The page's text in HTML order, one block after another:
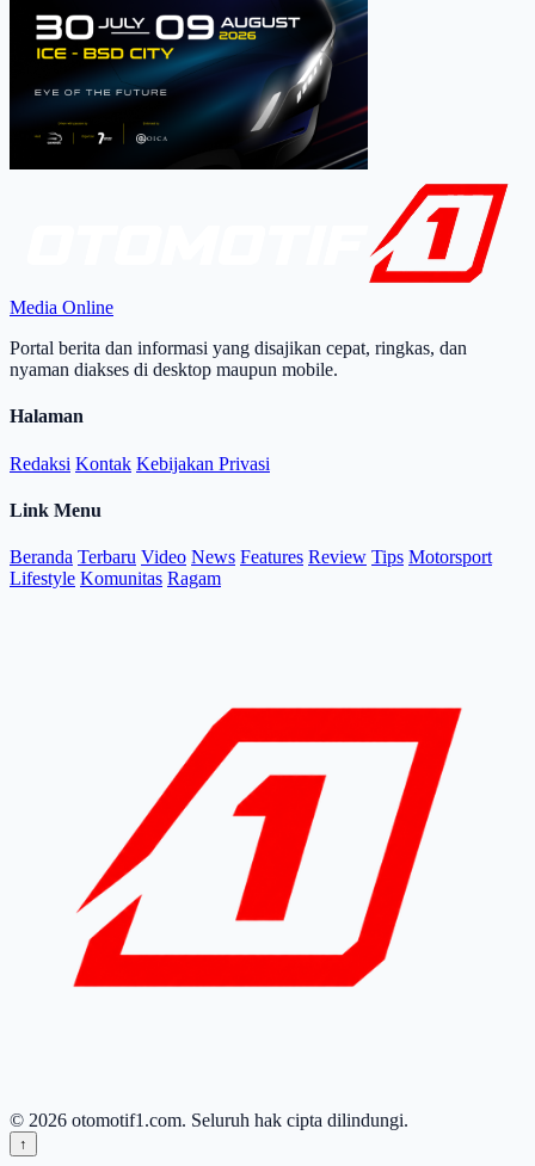
Media Online
Portal berita dan informasi yang disajikan cepat, ringkas, dan
nyaman diakses di desktop maupun mobile.
Halaman
Redaksi Kontak Kebijakan Privasi
Link Menu
Beranda Terbaru Video News Features Review Tips Motorsport
Lifestyle Komunitas Ragam
© 2026 otomotif1.com. Seluruh hak cipta dilindungi.
↑